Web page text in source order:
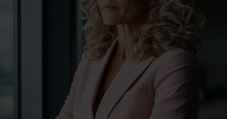
Boost je carrière in één jaar: kies masterclasses naar
wens, versterk je leiderschap en maak direct impact in
€ 14.250,-
Inschrijven
Brochure downloaden